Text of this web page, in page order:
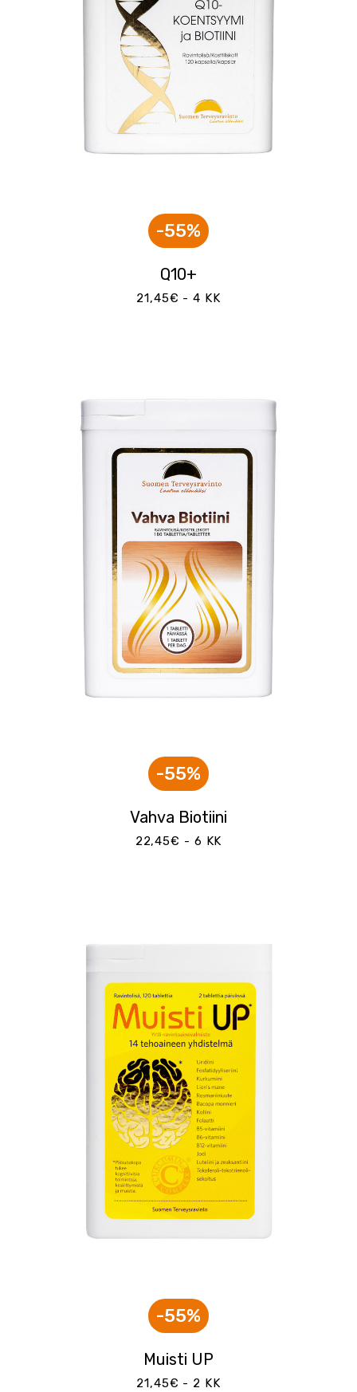
-55%
Q10+
21,45€ - 4 KK
-55%
Vahva Biotiini
22,45€ - 6 KK
-55%
Muisti UP
21,45€ - 2 KK